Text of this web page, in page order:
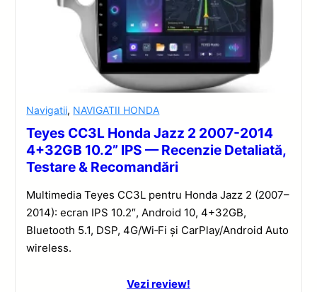
Navigatii, NAVIGATII HONDA
Teyes CC3L Honda Jazz 2 2007-2014
4+32GB 10.2” IPS — Recenzie Detaliată,
Testare & Recomandări
Multimedia Teyes CC3L pentru Honda Jazz 2 (2007–
2014): ecran IPS 10.2″, Android 10, 4+32GB,
Bluetooth 5.1, DSP, 4G/Wi‑Fi și CarPlay/Android Auto
wireless.
Vezi review!